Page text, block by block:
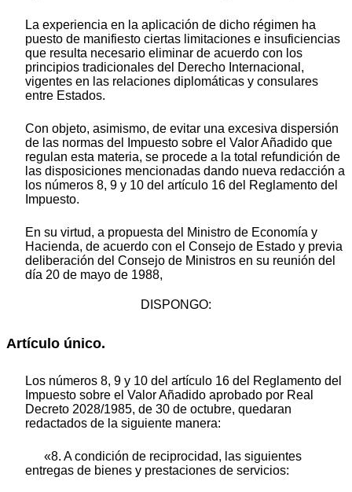
La experiencia en la aplicación de dicho régimen ha
puesto de manifiesto ciertas limitaciones e insuficiencias
que resulta necesario eliminar de acuerdo con los
principios tradicionales del Derecho Internacional,
vigentes en las relaciones diplomáticas y consulares
entre Estados.
Con objeto, asimismo, de evitar una excesiva dispersión
de las normas del Impuesto sobre el Valor Añadido que
regulan esta materia, se procede a la total refundición de
las disposiciones mencionadas dando nueva redacción a
los números 8, 9 y 10 del artículo 16 del Reglamento del
Impuesto.
En su virtud, a propuesta del Ministro de Economía y
Hacienda, de acuerdo con el Consejo de Estado y previa
deliberación del Consejo de Ministros en su reunión del
día 20 de mayo de 1988,
DISPONGO:
Artículo único.
Los números 8, 9 y 10 del artículo 16 del Reglamento del
Impuesto sobre el Valor Añadido aprobado por Real
Decreto 2028/1985, de 30 de octubre, quedaran
redactados de la siguiente manera:
«8. A condición de reciprocidad, las siguientes
entregas de bienes y prestaciones de servicios: